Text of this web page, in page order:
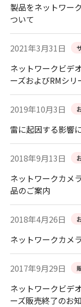
製品をネットワー
ついて
2021年3月31日
ネットワークビデ
ーズおよびRMシ
2019年10月3日
雷に起因する影響
2018年9月13日
ネットワークカメ
品のご案内
2018年4月26日
ネットワークカメ
2017年9月29日
ネットワークビデ
ーズ販売終了のお